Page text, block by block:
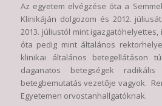
Az egyetem elvégzése óta a
Klinikáján dolgozom és 2012.
2013. júliustól mint
óta pedig mint általános
klinikai általános betegellátáson
daganatos betegségek
betegbemutatás vezetője vagyok.
Egyetemen orvostanhallgatóknak.